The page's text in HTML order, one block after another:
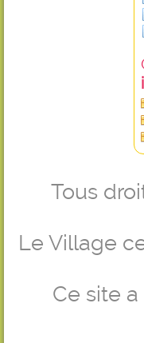
Tous
Le Village
Ce site